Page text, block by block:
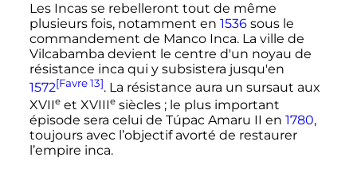
Les Incas se rebelleront tout de même
plusieurs fois, notamment en 1536sous le
commandement de Manco Inca. La ville de
Vilcabamba devient le centre d'un noyau de
résistance inca qui y subsistera jusqu'en
1572[Favre 13]. La résistance aura un sursaut aux
XVIIe et XVIIIe siècles ; le plus important
épisode sera celui de Túpac Amaru II en 1780,
toujours avec l’objectif avorté de restaurer
l’empire inca.